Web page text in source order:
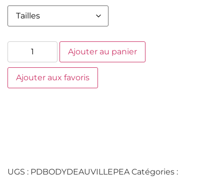
Ajouter au panier
Ajouter aux favoris
UGS : PDBODYDEAUVILLEPEA Catégories :